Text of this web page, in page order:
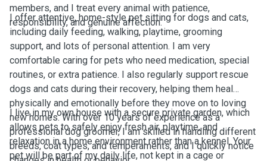
members, and I treat every animal with patience,
responsibility, and genuine affection.
I offer attentive, home-style pet sitting for dogs and cats,
including daily feeding, walking, playtime, grooming
support, and lots of personal attention. I am very
comfortable caring for pets who need medication, special
routines, or extra patience. I also regularly support rescue
dogs and cats during their recovery, helping them heal
physically and emotionally before they move on to loving
new homes. With over 10 years of experience as a
professional dog groomer, I am skilled in handling different
breeds, coat types, and temperaments, and I quickly notice
I live in my own house with a secure private garden, which
allows pets to safely enjoy fresh air, playtime, and
relaxation in a home environment rather than a kennel. Your
pet will be part of my daily life, not kept in a cage or